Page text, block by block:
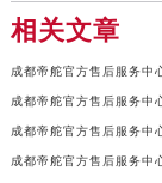
相关文章